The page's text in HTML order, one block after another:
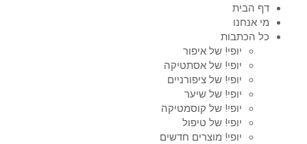
דף הבית
מי אנחנו
כל הכתבות
יופי! של איפור
יופי! של אסתטיקה
יופי! של ציפורניים
יופי! של שיער
יופי! של קוסמטיקה
יופי! של טיפול
יופי! מוצרים חדשים